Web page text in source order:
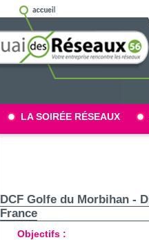
LA SOIRÉE RÉSEAUX
DCF Golfe du Morbihan - Dirigeants Commerciaux de
France
Objectifs :